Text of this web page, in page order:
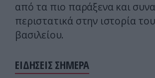
από τα πιο παράξενα και
περιστατικά στην ιστορία
βασιλείου.
ΕΙΔΗΣΕΙΣ ΣΗΜΕΡΑ